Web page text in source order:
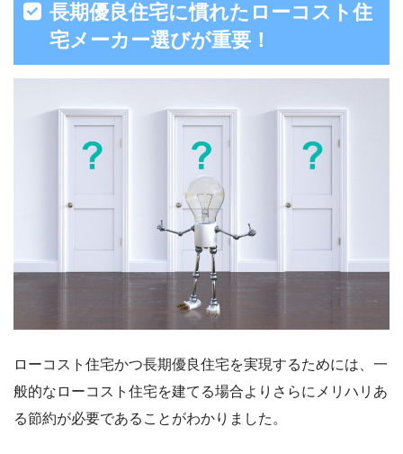
長期優良住宅に慣れたローコスト住
宅メーカー選びが重要！
ローコスト住宅かつ長期優良住宅を実現するためには、一
般的なローコスト住宅を建てる場合よりさらにメリハリあ
る節約が必要であることがわかりました。